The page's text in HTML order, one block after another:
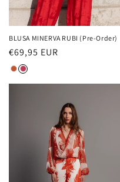
BLUSA MINERVA RUBI (Pre-Order)
Precio
habitual
€69,95 EUR